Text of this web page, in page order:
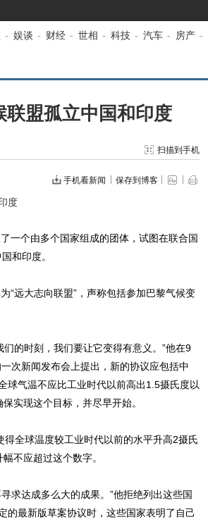
- 娱谈 - 财经 - 世相 - 科技 - 汽车 - 房产 -
盟孤立中国和印度
扫描到手机
手机看新闻 保存到博客
度
个由多个国家组成的团体，试图在联合国
和印度。
远大志向联盟”，声称包括参加巴黎气候变
的时刻，我们要让它变得有意义。”他在9
次新闻发布会上提出，新的协议应包括中
球气温不应比工业时代以前高出1.5摄氏度以
实现这个目标，并尽早开始。
全球温度较工业时代以前的水平升高2摄氏
不应超过这个数字。
达成多么大的成果。”他拒绝列出这些国
的最新版草案协议时，这些国家表明了自己